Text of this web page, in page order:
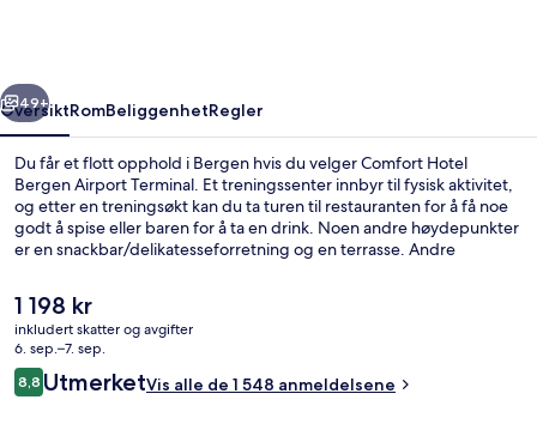
Neste
49+
OversiktRomBeliggenhetRegler
Du får et flott opphold i Bergen hvis du velger Comfort Hotel
Bergen Airport Terminal. Et treningssenter innbyr til fysisk aktivitet,
og etter en treningsøkt kan du ta turen til restauranten for å få noe
godt å spise eller baren for å ta en drink. Noen andre høydepunkter
er en snackbar/delikatesseforretning og en terrasse. Andre
beliggenheten.
Den
nåværende
prisen
er
1 198 kr
1 198 kr
inkludert skatter og avgifter
6. sep.–7. sep.
Anmeldelser
8,88,8 av 10 –
UtmerketVis alle de 1 548 anmeldelsene